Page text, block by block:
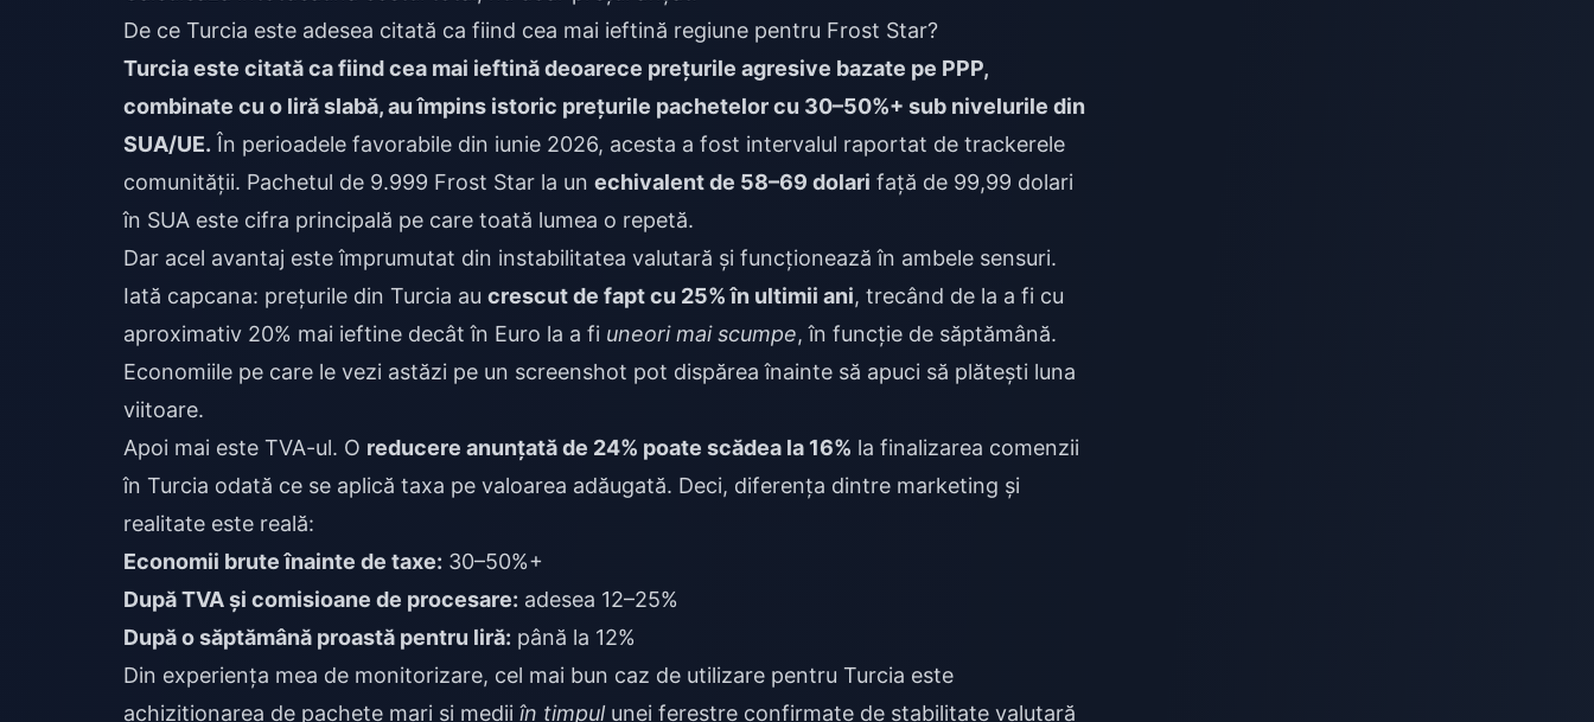
De ce Turcia este adesea citată ca fiind cea mai ieftină regiune pentru Frost Star?
Turcia este citată ca fiind cea mai ieftină deoarece prețurile agresive bazate pe PPP,
combinate cu o liră slabă, au împins istoric prețurile pachetelor cu 30–50%+ sub nivelurile din
SUA/UE. În perioadele favorabile din iunie 2026, acesta a fost intervalul raportat de trackerele
comunității. Pachetul de 9.999 Frost Star la un echivalent de 58–69 dolari față de 99,99 dolari
în SUA este cifra principală pe care toată lumea o repetă.
Dar acel avantaj este împrumutat din instabilitatea valutară și funcționează în ambele sensuri.
Iată capcana: prețurile din Turcia au crescut de fapt cu 25% în ultimii ani, trecând de la a fi cu
aproximativ 20% mai ieftine decât în Euro la a fi uneori mai scumpe, în funcție de săptămână.
Economiile pe care le vezi astăzi pe un screenshot pot dispărea înainte să apuci să plătești luna
viitoare.
Apoi mai este TVA-ul. O reducere anunțată de 24% poate scădea la 16% la finalizarea comenzii
în Turcia odată ce se aplică taxa pe valoarea adăugată. Deci, diferența dintre marketing și
realitate este reală:
Economii brute înainte de taxe: 30–50%+
După TVA și comisioane de procesare: adesea 12–25%
După o săptămână proastă pentru liră: până la 12%
Din experiența mea de monitorizare, cel mai bun caz de utilizare pentru Turcia este
achiziționarea de pachete mari și medii în timpulunei ferestre confirmate de stabilitate valutară